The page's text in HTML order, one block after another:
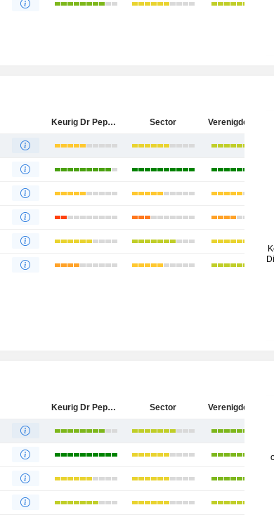
Keurig Dr Pepper Inc. Sector Verenigde Staten
Keurig Dr Pepper Inc. Sector Verenigde Staten